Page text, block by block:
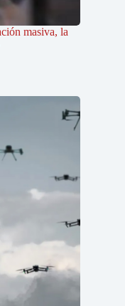
masiva, la